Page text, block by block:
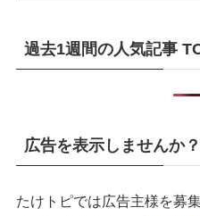
過去1週間の人気記事
広告を表示しませんか？
たけトピでは広告主様を募